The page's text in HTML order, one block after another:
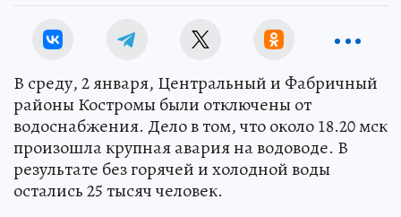
В среду, 2 января, Центральный и Фабричный
районы Костромы были отключены от
водоснабжения. Дело в том, что около 18.20 мск
произошла крупная авария на водоводе. В
результате без горячей и холодной воды
остались 25 тысяч человек.